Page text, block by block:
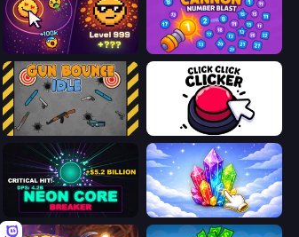
Dominate All Shapes
Gun Bounce Idle Click Click Clicker
Neon Core Breaker Crystalia Idle Clicker